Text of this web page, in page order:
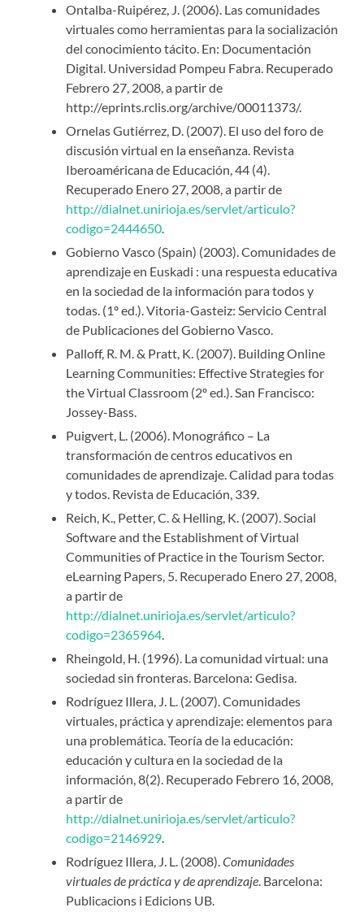
Ontalba-Ruipérez, J. (2006). Las comunidades
virtuales como herramientas para la socialización
del conocimiento tácito. En: Documentación
Digital. Universidad Pompeu Fabra. Recuperado
Febrero 27, 2008, a partir de
http://eprints.rclis.org/archive/00011373/.
Ornelas Gutiérrez, D. (2007). El uso del foro de
discusión virtual en la enseñanza. Revista
Iberoaméricana de Educación, 44 (4).
Recuperado Enero 27, 2008, a partir de
http://dialnet.unirioja.es/servlet/articulo?
codigo=2444650
Gobierno Vasco (Spain) (2003). Comunidades de
aprendizaje en Euskadi : una respuesta educativa
en la sociedad de la información para todos y
todas. (1º ed.). Vitoria-Gasteiz: Servicio Central
de Publicaciones del Gobierno Vasco.
Palloff, R. M. & Pratt, K. (2007). Building Online
Learning Communities: Effective Strategies for
the Virtual Classroom (2º ed.). San Francisco:
Jossey-Bass.
Puigvert, L. (2006). Monográfico – La
transformación de centros educativos en
comunidades de aprendizaje. Calidad para todas
y todos. Revista de Educación, 339.
Reich, K., Petter, C. & Helling, K. (2007). Social
Software and the Establishment of Virtual
Communities of Practice in the Tourism Sector.
eLearning Papers, 5. Recuperado Enero 27, 2008,
a partir de
http://dialnet.unirioja.es/servlet/articulo?
codigo=2365964
Rheingold, H. (1996). La comunidad virtual: una
sociedad sin fronteras. Barcelona: Gedisa.
Rodríguez Illera, J. L. (2007). Comunidades
virtuales, práctica y aprendizaje: elementos para
una problemática. Teoría de la educación:
educación y cultura en la sociedad de la
información, 8(2). Recuperado Febrero 16, 2008,
a partir de
http://dialnet.unirioja.es/servlet/articulo?
codigo=2146929
Rodríguez Illera, J. L. (2008).Comunidades
virtuales de práctica y de aprendizaje . Barcelona:
Publicacions i Edicions UB.